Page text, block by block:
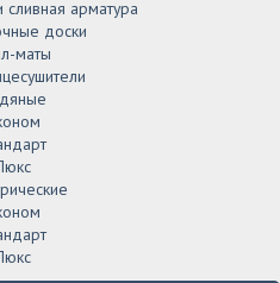
сливная арматура
доски
маты